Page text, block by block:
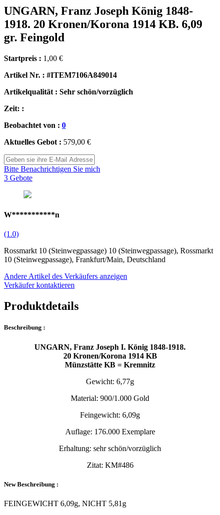
UNGARN, Franz Joseph König 1848-
1918. 20 Kronen/Korona 1914 KB. 6,09
gr. Feingold
Startpreis : 1,00 €
Artikel Nr. : #ITEM7106A849014
Artikelqualität : Sehr schön/vorzüglich
Zeit: :
Beobachtet von : 0
Aktuelles Gebot : 579,00 €
Bitte Benachrichtigen Sie mich
3 Gebote
W***********n
(1.0)
Rossmarkt 10 (Steinwegpassage) 10 (Steinwegpassage), Rossmarkt
10 (Steinwegpassage), Frankfurt/Main, Deutschland
Andere Artikel des Verkäufers anzeigen
Verkäufer kontaktieren
Produktdetails
Beschreibung :
UNGARN, Franz Joseph I. König 1848-1918.
20 Kronen/Korona 1914 KB
Münzstätte KB = Kremnitz
Gewicht: 6,77g
Material: 900/1.000 Gold
Feingewicht: 6,09g
Auflage: 176.000 Exemplare
Erhaltung: sehr schön/vorzüglich
Zitat: KM#486
New Beschreibung :
FEINGEWICHT 6,09g, NICHT 5,81g